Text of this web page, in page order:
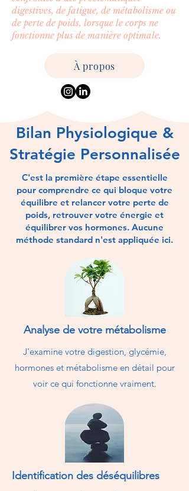
digestives, de fatigue, de métabolisme ou
de perte de poids, lorsque le corps ne
fonctionne plus de manière optimale.
À propos
Bilan Physiologique &
Stratégie Personnalisée
C'est la première étape essentielle
pour comprendre ce qui bloque votre
équilibre et relancer votre perte de
poids, retrouver votre énergie et
équilibrer vos hormones. Aucune
méthode standard n'est appliquée ici.
Analyse de votre métabolisme
J'examine votre digestion, glycémie,
hormones et métabolisme en détail pour
voir ce qui fonctionne vraiment.
Identification des déséquilibres